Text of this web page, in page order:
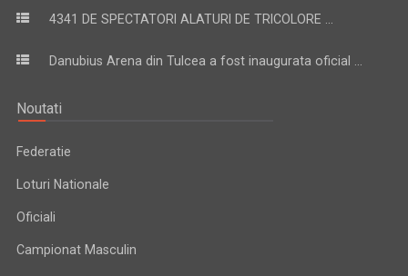
4341 DE SPECTATORI ALATURI DE TRICOLORE ...
Danubius Arena din Tulcea a fost inaugurata oficial ...
Noutati
Federatie
Loturi Nationale
Oficiali
Campionat Masculin